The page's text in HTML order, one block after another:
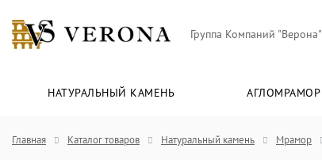
Группа Компаний "Верона"
НАТУРАЛЬНЫЙ КАМЕНЬ АГЛОМРАМОР
Главная Каталог товаров Натуральный камень Мрамор